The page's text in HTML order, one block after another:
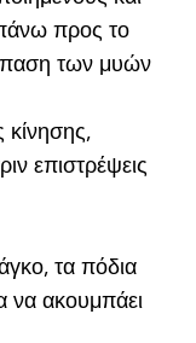
προς το
των μυών
κίνησης,
επιστρέψεις
τα πόδια
να ακουμπάει